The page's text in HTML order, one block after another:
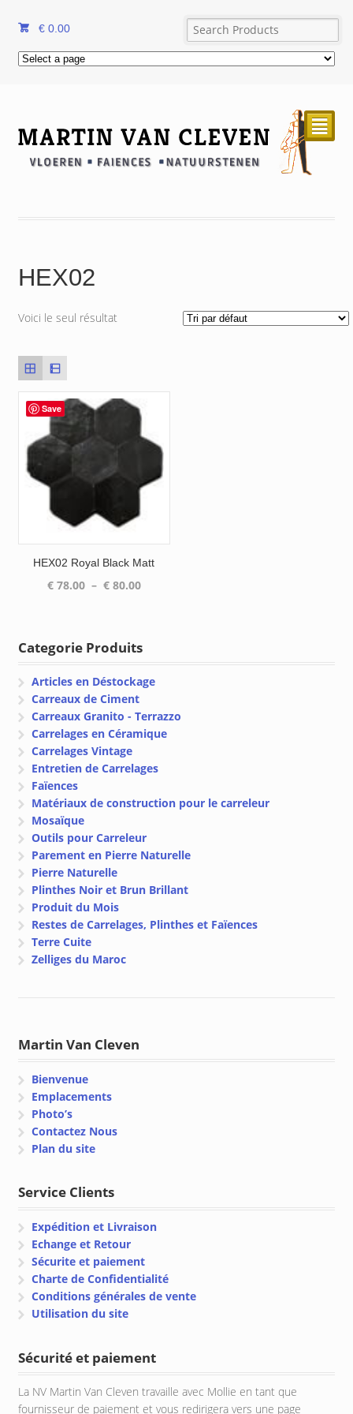
€ 0.00
²
HEX02
Voici le seul résultat
Save
HEX02 Royal Black Matt
€78.00 – €80.00Plage
à
Categorie Produits
Articles en Déstockage
Carreaux de Ciment
Carreaux Granito - Terrazzo
Carrelages en Céramique
Carrelages Vintage
Entretien de Carrelages
Faïences
Matériaux de construction pour le carreleur
Mosaïque
Outils pour Carreleur
Parement en Pierre Naturelle
Pierre Naturelle
Plinthes Noir et Brun Brillant
Produit du Mois
Restes de Carrelages, Plinthes et Faïences
Terre Cuite
Zelliges du Maroc
Martin Van Cleven
Bienvenue
Emplacements
Photo’s
Contactez Nous
Plan du site
Service Clients
Expédition et Livraison
Echange et Retour
Sécurite et paiement
Charte de Confidentialité
Conditions générales de vente
Utilisation du site
Sécurité et paiement
La NV Martin Van Cleven travaille avec Mollie en tant que
fournisseur de paiement et vous redirigera vers une page